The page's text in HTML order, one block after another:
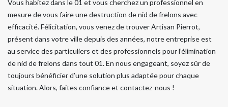
Vous habitez dans le 01 et vous cherchez un professionnel en
mesure de vous faire une destruction de nid de frelons avec
efficacité. Félicitation, vous venez de trouver Artisan Pierrot,
présent dans votre ville depuis des années, notre entreprise est
au service des particuliers et des professionnels pour l’élimination
de nid de frelons dans tout 01. En nous engageant, soyez sûr de
toujours bénéficier d’une solution plus adaptée pour chaque
situation. Alors, faites confiance et contactez-nous !